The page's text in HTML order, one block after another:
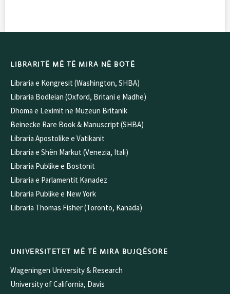
LIBRARITË MË TË MIRA NË BOTË
Libraria e Kongresit (Washington, SHBA)
Libraria Bodleian (Oxford, Britani e Madhe)
Dhoma e Leximit në Muzeun Britanik
Beinecke Rare Book & Manuscript (SHBA)
Libraria Apostolike e Vatikanit
Libraria e Shën Markut (Venezia, Itali)
Libraria Publike e Bostonit
Libraria e Parlamentit Kanadez
Libraria Publike e New York
Libraria Thomas Fisher (Toronto, Kanada)
UNIVERSITETET MË TË MIRA BUJQËSORE
Wageningen University & Research
University of California, Davis